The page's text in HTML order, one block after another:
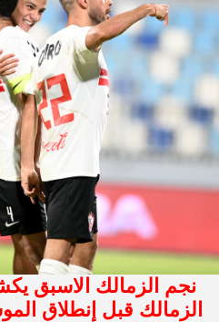
نجم الزمالك الاسبق
الزمالك قبل إنطلاق